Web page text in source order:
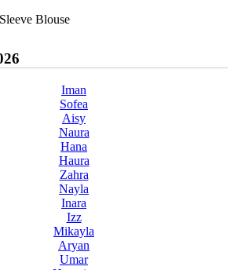
Blouse
Iman
Sofea
Aisy
Naura
Hana
Haura
Zahra
Nayla
Inara
Izz
Mikayla
Aryan
Umar